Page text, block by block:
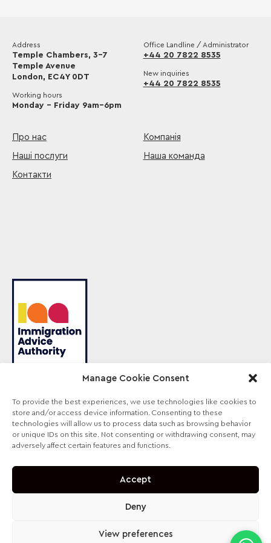
Manage Cookie Consent
To provide the best experiences, we use technologies like cookies to
store and/or access device information. Consenting to these
technologies will allow us to process data such as browsing behavior
or unique IDs on this site. Not consenting or withdrawing consent, may
adversely affect certain features and functions.
Accept
Deny
View preferences
Address
Temple Chambers, 3-7
Temple Avenue
London, EC4Y 0DT
Working hours
Monday – Friday 9am–6pm
Office Landline / Administrator
+44 20 7822 8535
New inquiries
+44 20 7822 8535
Про нас
Наші послуги
Контакти
Компанія
Наша команда
Sterling Law — торгова назва компанії Sterling
Lawyers Ltd, зареєстрованої в Англії та Уельсі
(Company No. 09711065). Діяльність авторизована
та регулюється Solicitors Regulation Authority, SRA
contact@sterling-law.co.uk